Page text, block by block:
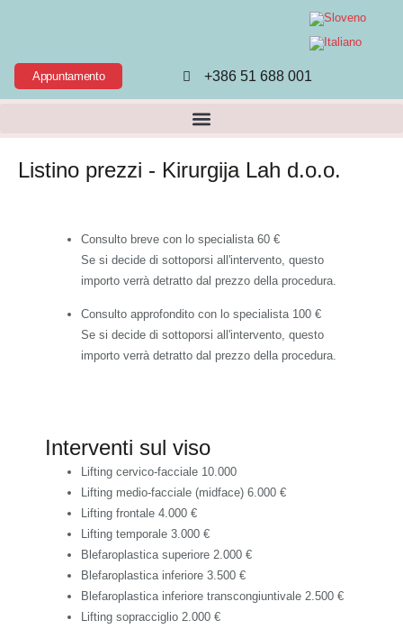
Appuntamento +386 51 688 001
Listino prezzi - Kirurgija Lah d.o.o.
Consulto breve con lo specialista 60 €
Se si decide di sottoporsi all'intervento, questo
importo verrà detratto dal prezzo della procedura.
Consulto approfondito con lo specialista 100 €
Se si decide di sottoporsi all'intervento, questo
importo verrà detratto dal prezzo della procedura.
Interventi sul viso
Lifting cervico-facciale 10.000
Lifting medio-facciale (midface) 6.000 €
Lifting frontale 4.000 €
Lifting temporale 3.000 €
Blefaroplastica superiore 2.000 €
Blefaroplastica inferiore 3.500 €
Blefaroplastica inferiore transcongiuntivale 2.500 €
Lifting sopracciglio 2.000 €